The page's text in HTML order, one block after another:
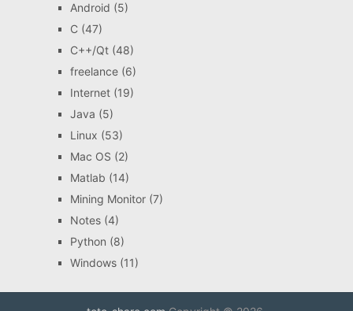
Android (5)
C(47)
C++/Qt(48)
freelance(6)
Internet(19)
Java (5)
Linux (53)
Mac OS (2)
Matlab (14)
Mining Monitor(7)
Notes(4)
Python (8)
Windows(11)